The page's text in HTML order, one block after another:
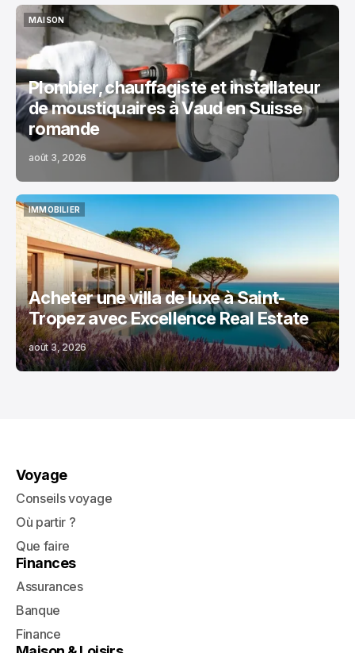
MAISON
MAISON
Plombier, chauffagiste et installateur
de moustiquaires à Vaud en Suisse
romande
août 3, 2026
IMMOBILIER
IMMOBILIER
Acheter une villa de luxe à Saint-
Tropez avec Excellence Real Estate
août 3, 2026
Voyage
Conseils voyage
Où partir ?
Que faire
Finances
Assurances
Banque
Finance